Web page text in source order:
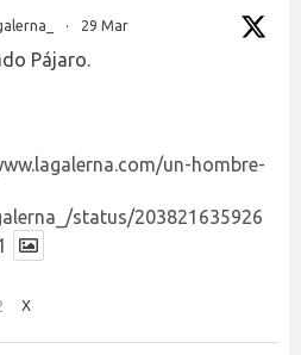
· 29 Mar
Pájaro.
un-hombre-
status/203821635926
X